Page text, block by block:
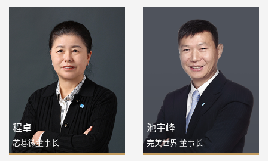
程卓
芯碁微董事长
池宇峰
完美世界 董事长